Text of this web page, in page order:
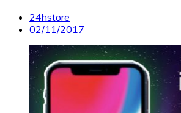
24hstore
02/11/2017